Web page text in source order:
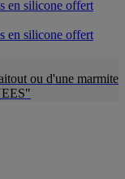
en silicone offert
en silicone offert
ou d'une marmite